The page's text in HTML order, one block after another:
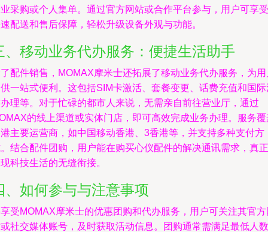
采购或个人集单。通过官方网站或合作平台参与，用户可享受
配送和售后保障，轻松升级设备外观与功能。
、移动业务代办服务：便捷生活助手
配件销售，MOMAX摩米士还拓展了移动业务代办服务，为用
一站式便利。这包括SIM卡激活、套餐变更、话费充值和国际
理等。对于忙碌的都市人来说，无需亲自前往营业厅，通过
的线上渠道或实体门店，即可高效完成业务办理。服务覆
主要运营商，如中国移动香港、3香港等，并支持多种支付方
结合配件团购，用户能在购买心仪配件的解决通讯需求，真正
科技生活的无缝衔接。
、如何参与与注意事项
受MOMAX摩米士的优惠团购和代办服务，用户可关注其官方
社交媒体账号，及时获取活动信息。团购通常需满足最低人数